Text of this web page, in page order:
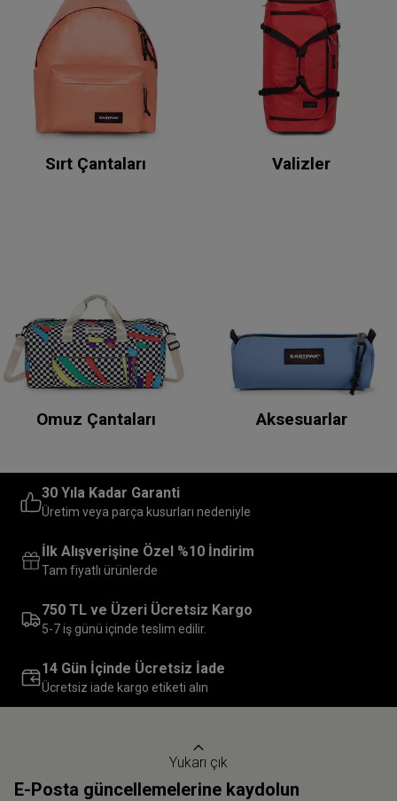
Sırt Çantaları Valizler
Omuz Çantaları Aksesuarlar
30 Yıla Kadar Garanti
Üretim veya parça kusurları nedeniyle
İlk Alışverişine Özel %10 İndirim
Tam fiyatlı ürünlerde
750 TL ve Üzeri Ücretsiz Kargo
5-7 iş günü içinde teslim edilir.
14 Gün İçinde Ücretsiz İade
Ücretsiz iade kargo etiketi alın
Yukarı çık
E-Posta güncellemelerine kaydolun